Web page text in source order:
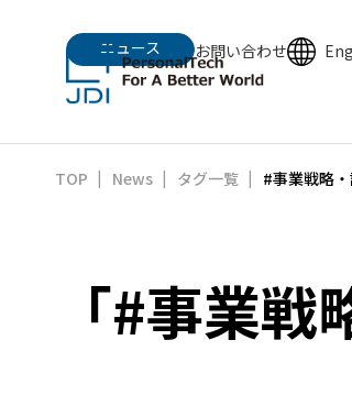
ニュース お問い合わせ
TOP News タグ一覧 #事業戦略
「#事業